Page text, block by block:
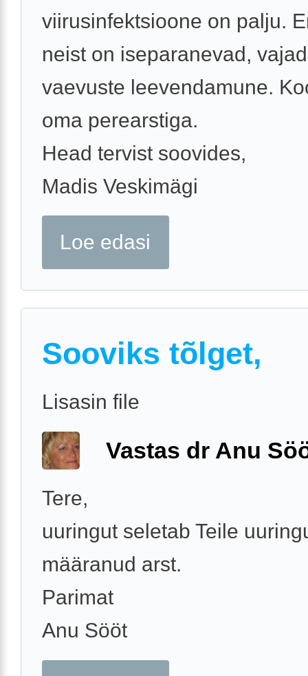
viirusinfektsioone on palju.
neist on iseparanevad,
vaevuste leevendamune.
oma perearstiga.
Head tervist soovides,
Madis Veskimägi
Loe edasi
Sooviks tõlget,
Lisasin file
Vastas dr Anu
Tere,
uuringut seletab Teile
määranud arst.
Parimat
Anu Sööt